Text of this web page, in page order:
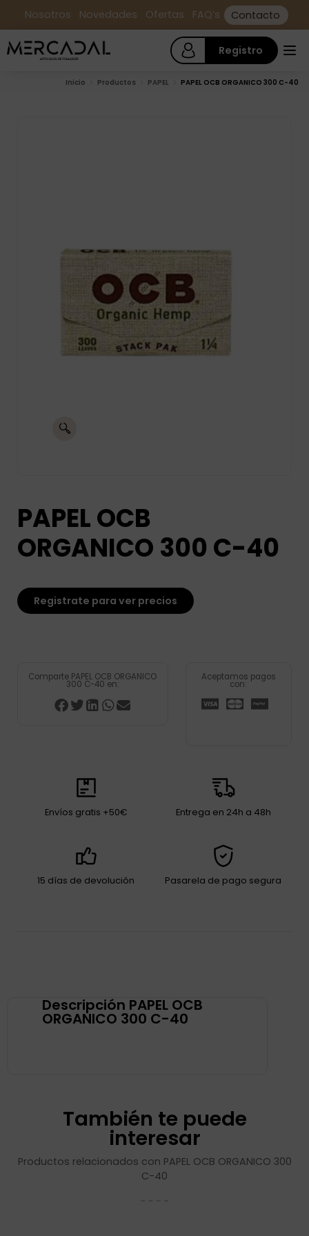
Nosotros Novedades Ofertas FAQ’s Contacto
Registro
Inicio Productos PAPEL PAPEL OCB ORGANICO 300 C-40
PAPEL OCB
ORGANICO 300 C-40
Registrate para ver precios
Comparte PAPEL OCB ORGANICO
300 C-40 en:
Aceptamos pagos
con:
Envíos gratis +50€ Entrega en 24h a 48h
15 días de devolución Pasarela de pago segura
Descripción PAPEL OCB
ORGANICO 300 C-40
También te puede
interesar
Productos relacionados con PAPEL OCB ORGANICO 300
C-40